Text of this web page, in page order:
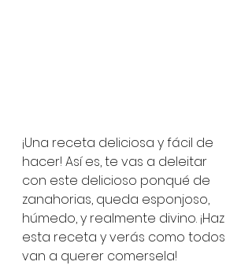
¡Una receta deliciosa y fácil de
hacer! Así es, te vas a deleitar
con este delicioso ponqué de
zanahorias, queda esponjoso,
húmedo, y realmente divino. ¡Haz
esta receta y verás como todos
van a querer comersela!